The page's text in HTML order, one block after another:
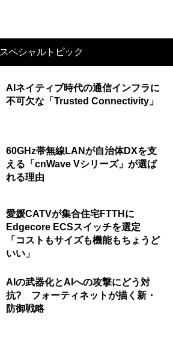
スペシャルトピック
AIネイティブ時代の通信インフラに
不可欠な「Trusted Connectivity」
60GHz帯無線LANが自治体DXを支
える「cnWave Vシリーズ」が選ば
れる理由
愛媛CATVが集合住宅FTTHに
Edgecore ECSスイッチを選定
「コストもサイズも機能もちょうど
いい」
AIの武器化とAIへの攻撃にどう対
抗? フォーティネットが描く新・
防御戦略